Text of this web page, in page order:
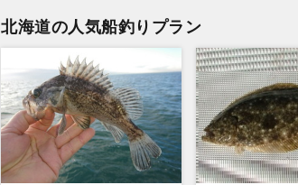
北海道の人気船釣りプラン